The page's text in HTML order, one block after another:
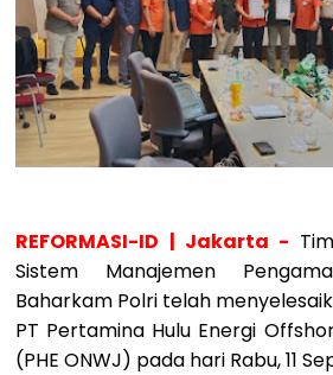
REFORMASI-ID | Jakarta -
Sistem Manajemen
Baharkam Polri telah
PT Pertamina Hulu Energi
(PHE ONWJ) pada hari Rabu, 11